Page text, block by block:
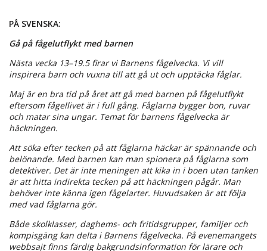
PÅ SVENSKA:
Gå på fågelutflykt med barnen
Nästa vecka 13–19.5 firar vi Barnens fågelvecka. Vi vill
inspirera barn och vuxna till att gå ut och upptäcka fåglar.
Maj är en bra tid på året att gå med barnen på fågelutflykt
eftersom fågellivet är i full gång. Fåglarna bygger bon, ruvar
och matar sina ungar. Temat för barnens fågelvecka är
häckningen.
Att söka efter tecken på att fåglarna häckar är spännande och
belönande. Med barnen kan man spionera på fåglarna som
detektiver. Det är inte meningen att kika in i boen utan tanken
är att hitta indirekta tecken på att häckningen pågår. Man
behöver inte känna igen fågelarter. Huvudsaken är att följa
med vad fåglarna gör.
Både skolklasser, daghems- och fritidsgrupper, familjer och
kompisgäng kan delta i Barnens fågelvecka. På evenemangets
webbsajt finns färdig bakgrundsinformation för lärare och